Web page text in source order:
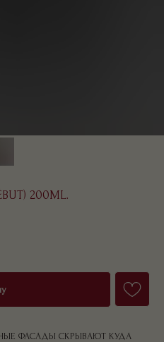
200ML.
ФАСАДЫ СКРЫВАЮТ КУДА